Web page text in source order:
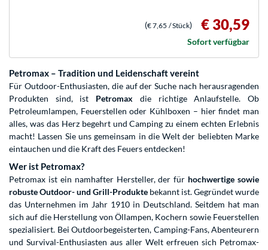
(€ 7,65 / Stück) € 30,59
Sofort verfügbar
Petromax – Tradition und Leidenschaft vereint
Für Outdoor-Enthusiasten, die auf der Suche nach herausragenden
Produkten sind, ist Petromax die richtige Anlaufstelle. Ob
Petroleumlampen, Feuerstellen oder Kühlboxen – hier findet man
alles, was das Herz begehrt und Camping zu einem echten Erlebnis
macht! Lassen Sie uns gemeinsam in die Welt der beliebten Marke
eintauchen und die Kraft des Feuers entdecken!
Wer ist Petromax?
Petromax ist ein namhafter Hersteller, der für hochwertige sowie
robuste Outdoor- und Grill-Produkte bekannt ist. Gegründet wurde
das Unternehmen im Jahr 1910 in Deutschland. Seitdem hat man
sich auf die Herstellung von Öllampen, Kochern sowie Feuerstellen
spezialisiert. Bei Outdoorbegeisterten, Camping-Fans, Abenteurern
und Survival-Enthusiasten aus aller Welt erfreuen sich Petromax-